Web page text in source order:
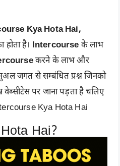
Kya Hota Hai,
होता है। Intercourse के लाभ
करने के लाभ और
जगत से सम्बंधित प्रश्न जिनको
वेब्सीटेस पर जाना पड़ता है चलिए
Kya Hota Hai
Hai?